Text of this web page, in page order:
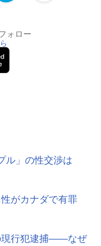
ォロー
ル」の性交渉は
がカナダで有罪
現行犯逮捕――なぜ